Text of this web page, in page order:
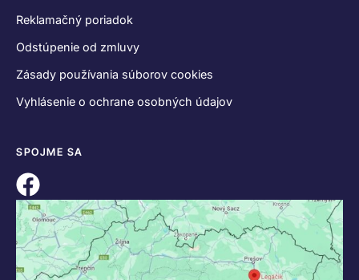
Reklamačný poriadok
Odstúpenie od zmluvy
Zásady používania súborov cookies
Vyhlásenie o ochrane osobných údajov
SPOJME SA